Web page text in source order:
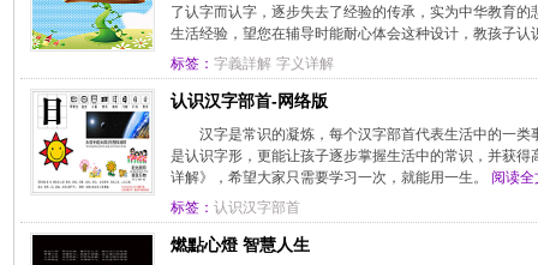
了认字而认字，逐步失去了经验的传承，实为中华教育
生活经验，望您在辅导时能耐心体会这种设计，教孩子认
标签： 字義詳解 字义详解
认识汉字部首-网络版
汉字是常识的凝炼，每个汉字部首代表生活中的一
是认识字形，更能让孩子逐步掌握生活中的常识，并获
详解》，希望大家只需要学习一次，就能用一生。 阅读全
标签： 认识汉字部首
燃點心燈 智慧人生